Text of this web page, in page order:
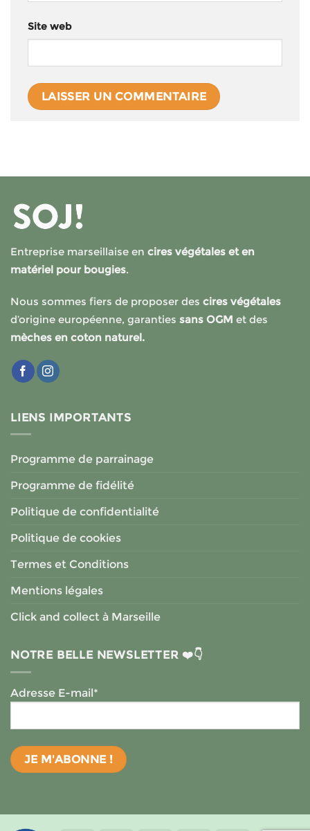
Site web
Entreprise marseillaise en cires végétales et en
matériel pour bougies.
Nous sommes fiers de proposer des cires végétales
d’origine européenne, garanties sans OGM et des
mèches en coton naturel.
LIENS IMPORTANTS
Programme de parrainage
Programme de fidélité
Politique de confidentialité
Politique de cookies
Termes et Conditions
Mentions légales
Click and collect à Marseille
NOTRE BELLE NEWSLETTER ❤️👇
Adresse E-mail*